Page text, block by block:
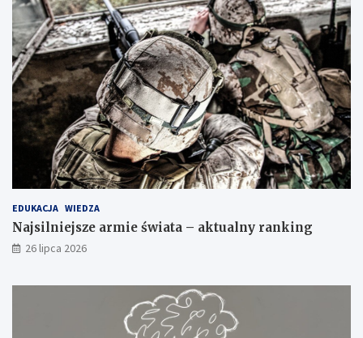
EDUKACJA WIEDZA
Najsilniejsze armie świata – aktualny ranking
26 lipca 2026